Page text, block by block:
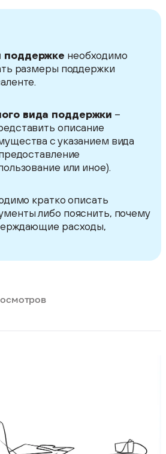
поддержке необходимо
размеры поддержки
вида поддержки –
описание
с указанием вида
кратко описать
либо пояснить, почему
расходы,